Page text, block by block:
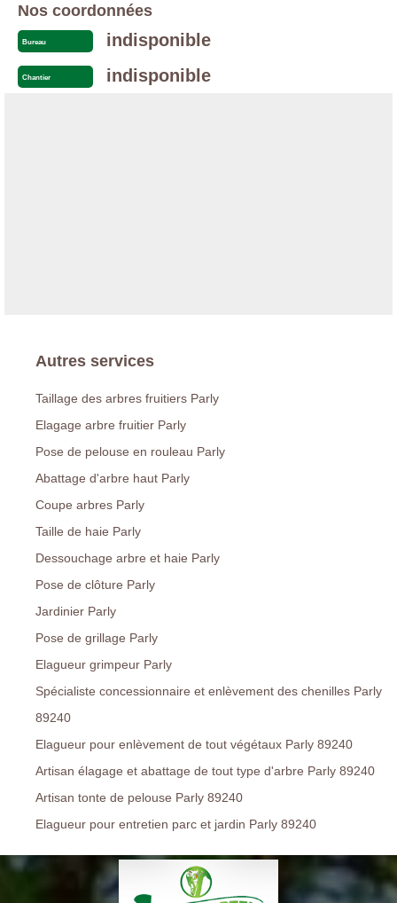
Nos coordonnées
Bureau indisponible
Chantier indisponible
Autres services
Taillage des arbres fruitiers Parly
Elagage arbre fruitier Parly
Pose de pelouse en rouleau Parly
Abattage d'arbre haut Parly
Coupe arbres Parly
Taille de haie Parly
Dessouchage arbre et haie Parly
Pose de clôture Parly
Jardinier Parly
Pose de grillage Parly
Elagueur grimpeur Parly
Spécialiste concessionnaire et enlèvement des chenilles Parly
89240
Elagueur pour enlèvement de tout végétaux Parly 89240
Artisan élagage et abattage de tout type d'arbre Parly 89240
Artisan tonte de pelouse Parly 89240
Elagueur pour entretien parc et jardin Parly 89240